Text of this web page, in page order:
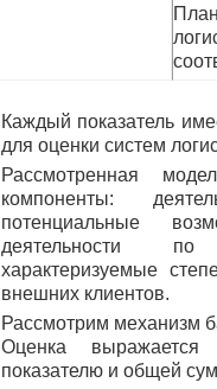
Каждый показатель
для оценки систем
Рассмотренная
компоненты:
потенциальные
деятельности по
характеризуемые
внешних клиентов.
Рассмотрим механизм
Оценка
показателю и общей